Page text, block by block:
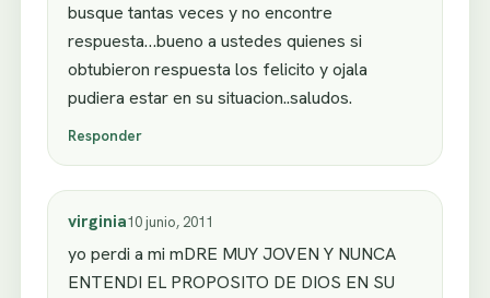
busque tantas veces y no encontre
respuesta…bueno a ustedes quienes si
obtubieron respuesta los felicito y ojala
pudiera estar en su situacion..saludos.
Responder
virginia10 junio, 2011
yo perdi a mi mDRE MUY JOVEN Y NUNCA
ENTENDI EL PROPOSITO DE DIOS EN SU